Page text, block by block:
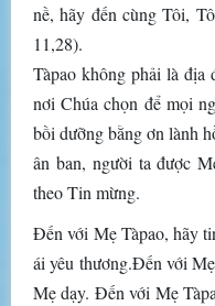
nề, hãy đến cùng Tôi,
11,28).
Tàpao không phải là địa
nơi Chúa chọn để mọi
bồi dưỡng bằng ơn lành
ân ban, người ta được
theo Tin mừng.
Đến với Mẹ Tàpao, hãy
ái yêu thương.Đến với
Mẹ dạy. Đến với Mẹ